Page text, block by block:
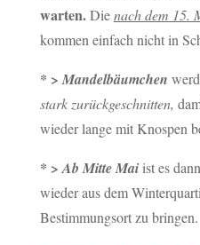
warten.Dienach dem 15.
kommen einfach nicht in
* >Mandelbäumchen
stark zurückgeschnitten,
wieder lange mit Knospen
* >Ab Mitte Maiist es
wieder aus dem
Bestimmungsort zu bringen.